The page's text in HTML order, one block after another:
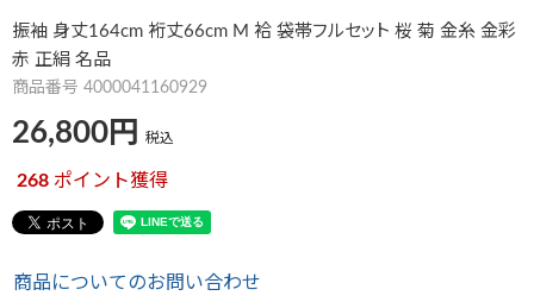
振袖 身丈164cm 裄丈66cm M 袷 袋帯フルセット 桜 菊 金糸 金彩
赤 正絹 名品
商品番号 4000041160929
26,800 税込
268 ポイント獲得
商品についてのお問い合わせ